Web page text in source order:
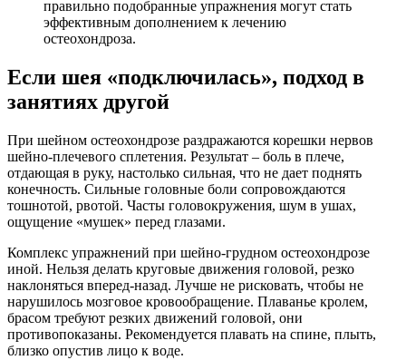
правильно подобранные упражнения могут стать
эффективным дополнением к лечению
остеохондроза.
Если шея «подключилась», подход в
занятиях другой
При шейном остеохондрозе раздражаются корешки нервов
шейно-плечевого сплетения. Результат – боль в плече,
отдающая в руку, настолько сильная, что не дает поднять
конечность. Сильные головные боли сопровождаются
тошнотой, рвотой. Часты головокружения, шум в ушах,
ощущение «мушек» перед глазами.
Комплекс упражнений при шейно-грудном остеохондрозе
иной. Нельзя делать круговые движения головой, резко
наклоняться вперед-назад. Лучше не рисковать, чтобы не
нарушилось мозговое кровообращение. Плаванье кролем,
брасом требуют резких движений головой, они
противопоказаны. Рекомендуется плавать на спине, плыть,
близко опустив лицо к воде.